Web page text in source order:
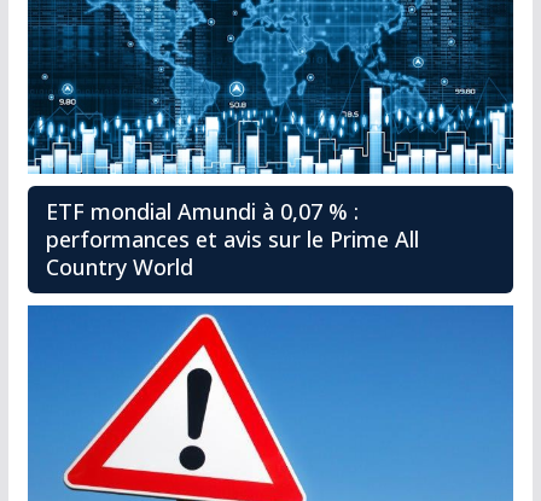
ETF mondial Amundi à 0,07 % :
performances et avis sur le Prime All
Country World